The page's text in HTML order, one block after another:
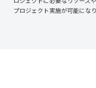
プロジェクト実施が可能になり